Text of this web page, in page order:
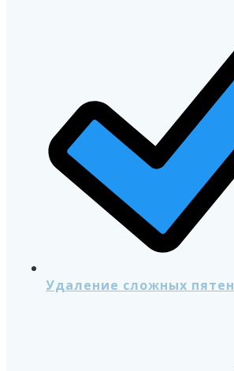
Удаление сложных пятен